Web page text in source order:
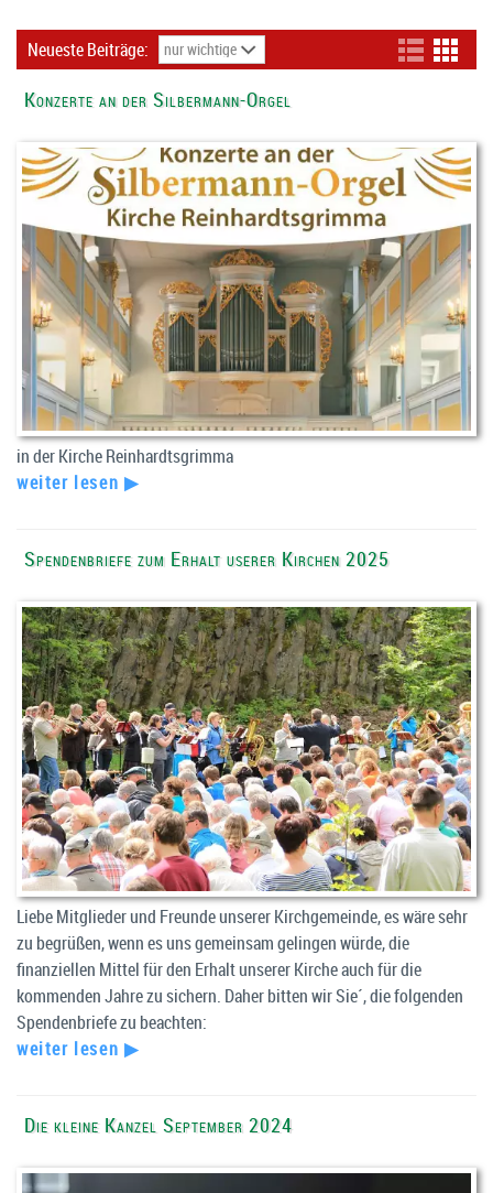
Neueste Beiträge:
Konzerte an der Silbermann-Orgel
in der Kirche Reinhardtsgrimma
weiter lesen ▶
Spendenbriefe zum Erhalt userer Kirchen 2025
Liebe Mitglieder und Freunde unserer Kirchgemeinde, es wäre sehr
zu begrüßen, wenn es uns gemeinsam gelingen würde, die
finanziellen Mittel für den Erhalt unserer Kirche auch für die
kommenden Jahre zu sichern. Daher bitten wir Sie´, die folgenden
Spendenbriefe zu beachten:
weiter lesen ▶
Die kleine Kanzel September 2024